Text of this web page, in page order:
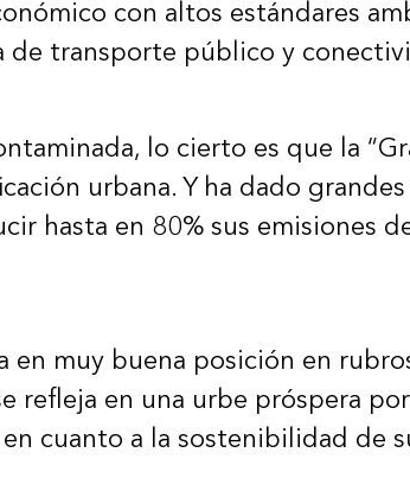
con altos estándares
de transporte público y
lo cierto es que la
urbana. Y ha dado
hasta en 80% sus emisiones
en muy buena posición en
refleja en una urbe próspera
cuanto a la sostenibilidad de